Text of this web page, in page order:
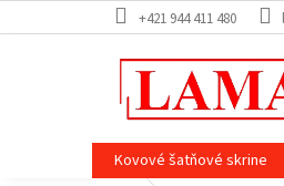
na
+421 944 411 480
Kovové šatňové skrine